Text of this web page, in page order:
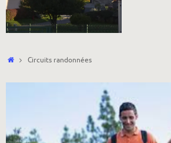
Accueil
Circuits randonnées